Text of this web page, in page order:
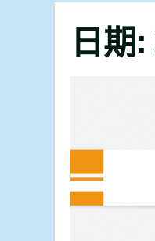
日期: